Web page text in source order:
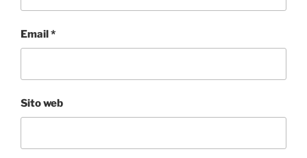
Email*
Sito web